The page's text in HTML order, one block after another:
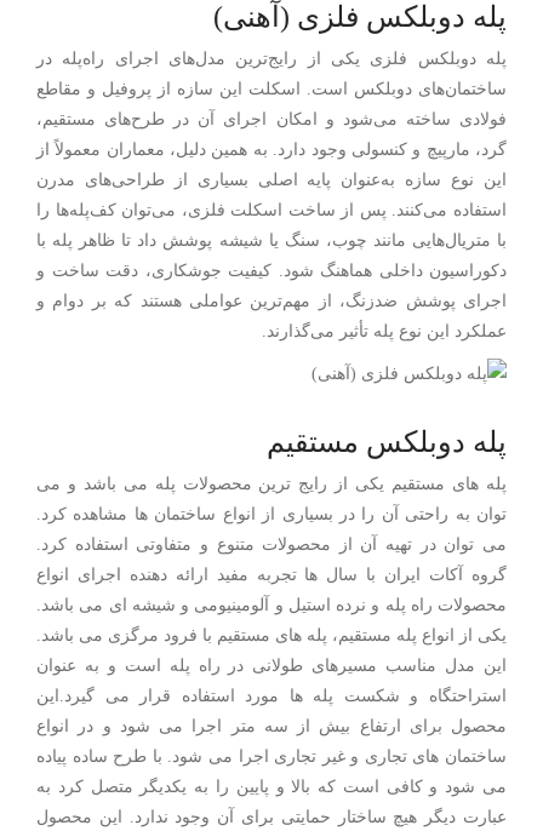
پله دوبلکس فلزی (آهنی)
پله دوبلکس فلزی یکی از رایج‌ترین مدل‌های اجرای راه‌پله در
ساختمان‌های دوبلکس است. اسکلت این سازه از پروفیل و مقاطع
فولادی ساخته می‌شود و امکان اجرای آن در طرح‌های مستقیم،
گرد، مارپیچ و کنسولی وجود دارد. به همین دلیل، معماران معمولاً از
این نوع سازه به‌عنوان پایه اصلی بسیاری از طراحی‌های مدرن
استفاده می‌کنند. پس از ساخت اسکلت فلزی، می‌توان کف‌پله‌ها را
با متریال‌هایی مانند چوب، سنگ یا شیشه پوشش داد تا ظاهر پله با
دکوراسیون داخلی هماهنگ شود. کیفیت جوشکاری، دقت ساخت و
اجرای پوشش ضدزنگ، از مهم‌ترین عواملی هستند که بر دوام و
عملکرد این نوع پله تأثیر می‌گذارند.
پله دوبلکس مستقیم
پله های مستقیم یکی از رایج ترین محصولات پله می باشد و می
توان به راحتی آن را در بسیاری از انواع ساختمان ها مشاهده کرد.
می توان در تهیه آن از محصولات متنوع و متفاوتی استفاده کرد.
گروه آکات ایران با سال ها تجربه مفید ارائه دهنده اجرای انواع
محصولات راه پله و نرده استیل و آلومینیومی و شیشه ای می باشد.
یکی از انواع پله مستقیم، پله های مستقیم با فرود مرگزی می باشد.
این مدل مناسب مسیرهای طولانی در راه پله است و به عنوان
استراحتگاه و شکست پله ها مورد استفاده قرار می گیرد.این
محصول برای ارتفاع بیش از سه متر اجرا می شود و در انواع
ساختمان های تجاری و غیر تجاری اجرا می شود. با طرح ساده پیاده
می شود و کافی است که بالا و پایین را به یکدیگر متصل کرد به
عبارت دیگر هیچ ساختار حمایتی برای آن وجود ندارد. این محصول